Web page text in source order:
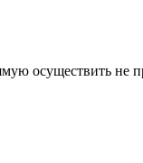
осуществить не